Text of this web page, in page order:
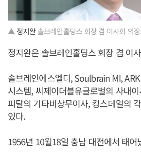
▲ 정지완솔브레인홀딩스 회장 겸 이사회 의장.
정지완은 솔브레인홀딩스 회장 겸 이
솔브레인에스엘디, Soulbrain MI,
시스템, 씨제이더블유글로벌의 사내
피탈의 기타비상무이사, 킹스데일의
있다.
1956년 10월18일 충남 대전에서 태어